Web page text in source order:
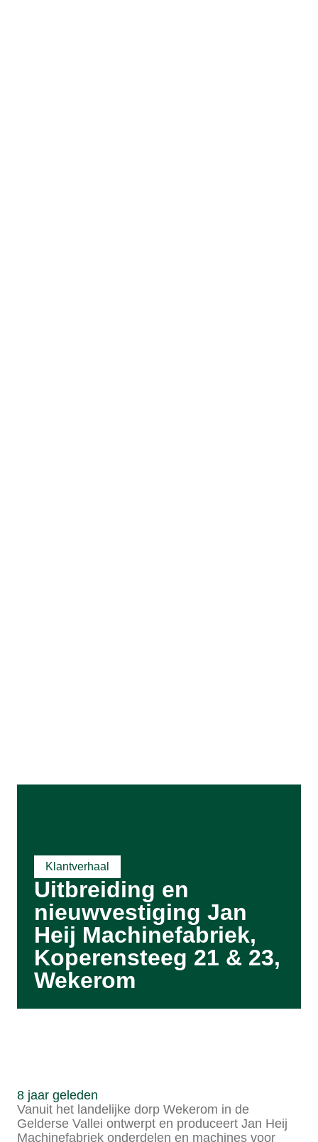
Klantverhaal
Uitbreiding en
nieuwvestiging Jan
Heij Machinefabriek,
Koperensteeg 21 & 23,
Wekerom
8 jaar geleden
Vanuit het landelijke dorp Wekerom in de
Gelderse Vallei ontwerpt en produceert Jan Heij
Machinefabriek onderdelen en machines voor